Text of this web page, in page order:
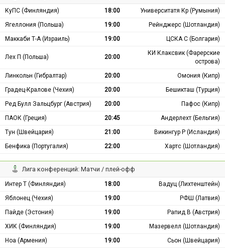
КуПС (Финляндия) 18:00
Университатя Кр (Румыния)
Ягеллония (Польша)
19:00
Рейнджерс (Шотландия)
Маккаби Т-А (Израиль)
19:00 ЦСКА С (Болгария)
Лех П (Польша) 20:00
КИ Клаксвик (Фарерские
острова)
Линкольн (Гибралтар)
20:00
Омония (Кипр)
Градец-Кралове (Чехия)
20:00
Бешикташ (Турция)
Ред Булл Зальцбург (Австрия)
20:00
Пафос (Кипр)
ПАОК (Греция)
20:45
Андерлехт (Бельгия)
Тун (Швейцария)
21:00
Викингур Р (Исландия)
Бенфика (Португалия)
22:00 Хартс (Шотландия)
Лига конференций: Матчи / плей-офф
Интер Т (Финляндия) 18:00
Вадуц (Лихтенштейн)
Яблонец (Чехия)
19:00
РФШ (Латвия)
Пайде (Эстония)
19:00
Рапид В (Австрия)
ХИК (Финляндия)
19:00
Мазервелл (Шотландия)
Ноа (Армения)
19:00
Сьон (Швейцария)